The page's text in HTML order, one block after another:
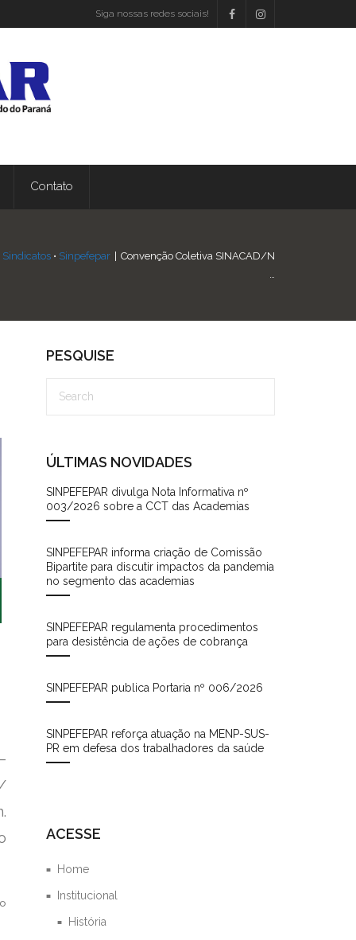
Siga nossas redes sociais!
Contato
Sindicatos • Sinpefepar
Convenção Coletiva SINACAD/N
PESQUISE
ÚLTIMAS NOVIDADES
SINPEFEPAR divulga Nota Informativa nº
003/2026 sobre a CCT das Academias
SINPEFEPAR informa criação de Comissão
Bipartite para discutir impactos da pandemia
no segmento das academias
SINPEFEPAR regulamenta procedimentos
para desistência de ações de cobrança
SINPEFEPAR publica Portaria nº 006/2026
SINPEFEPAR reforça atuação na MENP-SUS-
PR em defesa dos trabalhadores da saúde
ACESSE
Home
Institucional
História